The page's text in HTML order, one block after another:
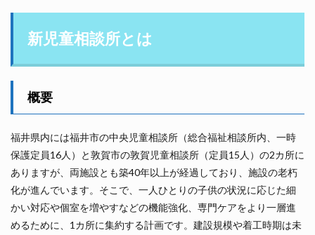
新児童相談所とは
概要
福井県内には福井市の中央児童相談所（総合福祉相談所内、一時
保護定員16人）と敦賀市の敦賀児童相談所（定員15人）の2カ所に
ありますが、両施設とも築40年以上が経過しており、施設の老朽
化が進んでいます。そこで、一人ひとりの子供の状況に応じた細
かい対応や個室を増やすなどの機能強化、専門ケアをより一層進
めるために、1カ所に集約する計画です。建設規模や着工時期は未